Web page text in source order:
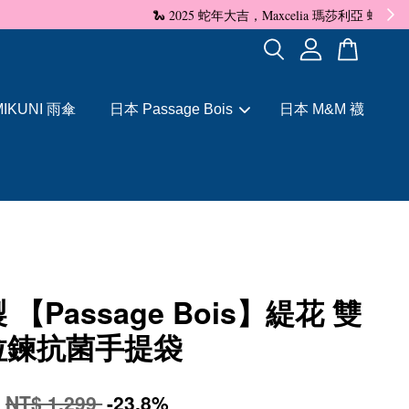
雨傘 日本 Passage Bois 日本 M&M 襪
【Passage Bois】緹花 雙
抗菌手提袋
NT$ 1,299-23.8%